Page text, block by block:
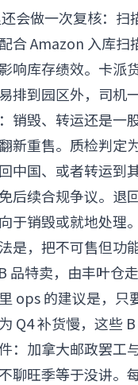
会做一次复核：
合 Amazon 入库
响库存绩效。卡
排到园区外，司机
销毁、转运还是一
新重售。质检判定
中国、或者转运到
后续合规争议。退
于销毁或就地处理。
是，把不可售但功
品特卖，由丰叶仓
ops 的建议是，只
Q4 补货慢，这些 B
：加拿大邮政罢工
聊旺季等于没讲。